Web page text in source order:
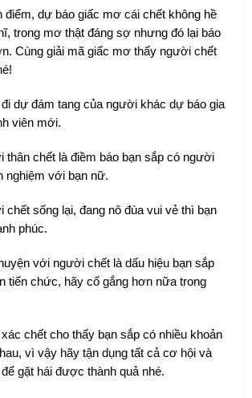
điểm, dự báo giấc mơ cái chết không hề
trong mơ thật đáng sợ nhưng đó lại báo
Cùng giải mã giấc mơ thấy người chết
dự đám tang của người khác dự báo gia
viên mới.
thân chết là điềm báo bạn sắp có người
nghiệm với bạn nữ.
sống lại, đang nô đùa vui vẻ thì bạn
phúc.
với người chết là dấu hiệu bạn sắp
tiến chức, hãy cố gắng hơn nữa trong
chết cho thấy bạn sắp có nhiều khoản
vì vậy hãy tận dụng tất cả cơ hội và
gặt hái được thành quả nhé.